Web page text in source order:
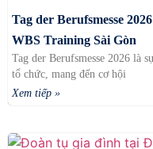
Tag der Berufsmesse
WBS Training Sài Gòn
Tag der Berufsmesse 2026 là
tổ chức, mang đến cơ hội
Xem tiếp »